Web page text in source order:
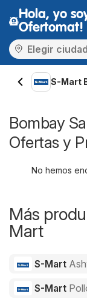
Hola, yo
Ofertomat!
S-Mart
Bombay
Ofertas y
No hemos
Más
Mart
S-Mart
S-Mart